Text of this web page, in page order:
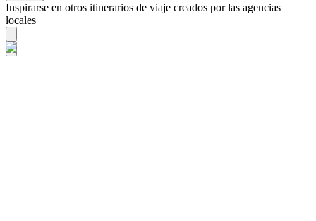
Inspirarse en otros itinerarios de viaje creados por las agencias
locales